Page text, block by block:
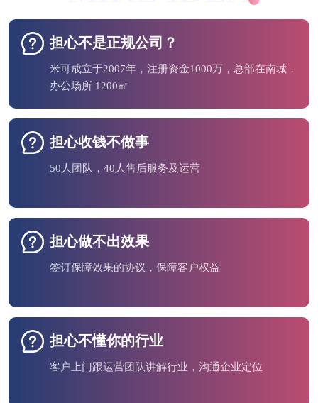
担心不是正规公司？
米可成立于2007年，注册资金1000万，总部在南城，
办公场所 1200㎡
担心收钱不做事
50人团队，40人售后服务及运营
担心做不出效果
签订保障效果的协议，保障客户权益
担心不懂你的行业
客户上门跟运营团队讲解行业，沟通企业定位